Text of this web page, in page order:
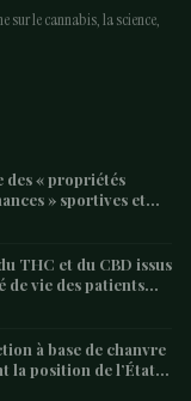
le cannabis, la science,
des « propriétés
» sportives et
après l’effort
THC et du CBD issus
de vie des patients
à base de chanvre
la position de l’État